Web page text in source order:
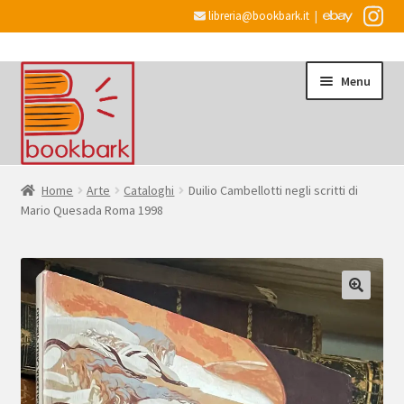
libreria@bookbark.it |
Vai
alla
navigazione
Vai
al
contenuto
Menu
Home
il
menu
child
Desiderata
Checkout
Account
Espandi
il
Home Arte Cataloghi
Duilio Cambellotti negli scritti di
Mario Quesada Roma 1998